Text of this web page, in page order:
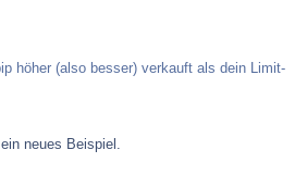
höher (also besser) verkauft als dein Limit-
neues Beispiel.